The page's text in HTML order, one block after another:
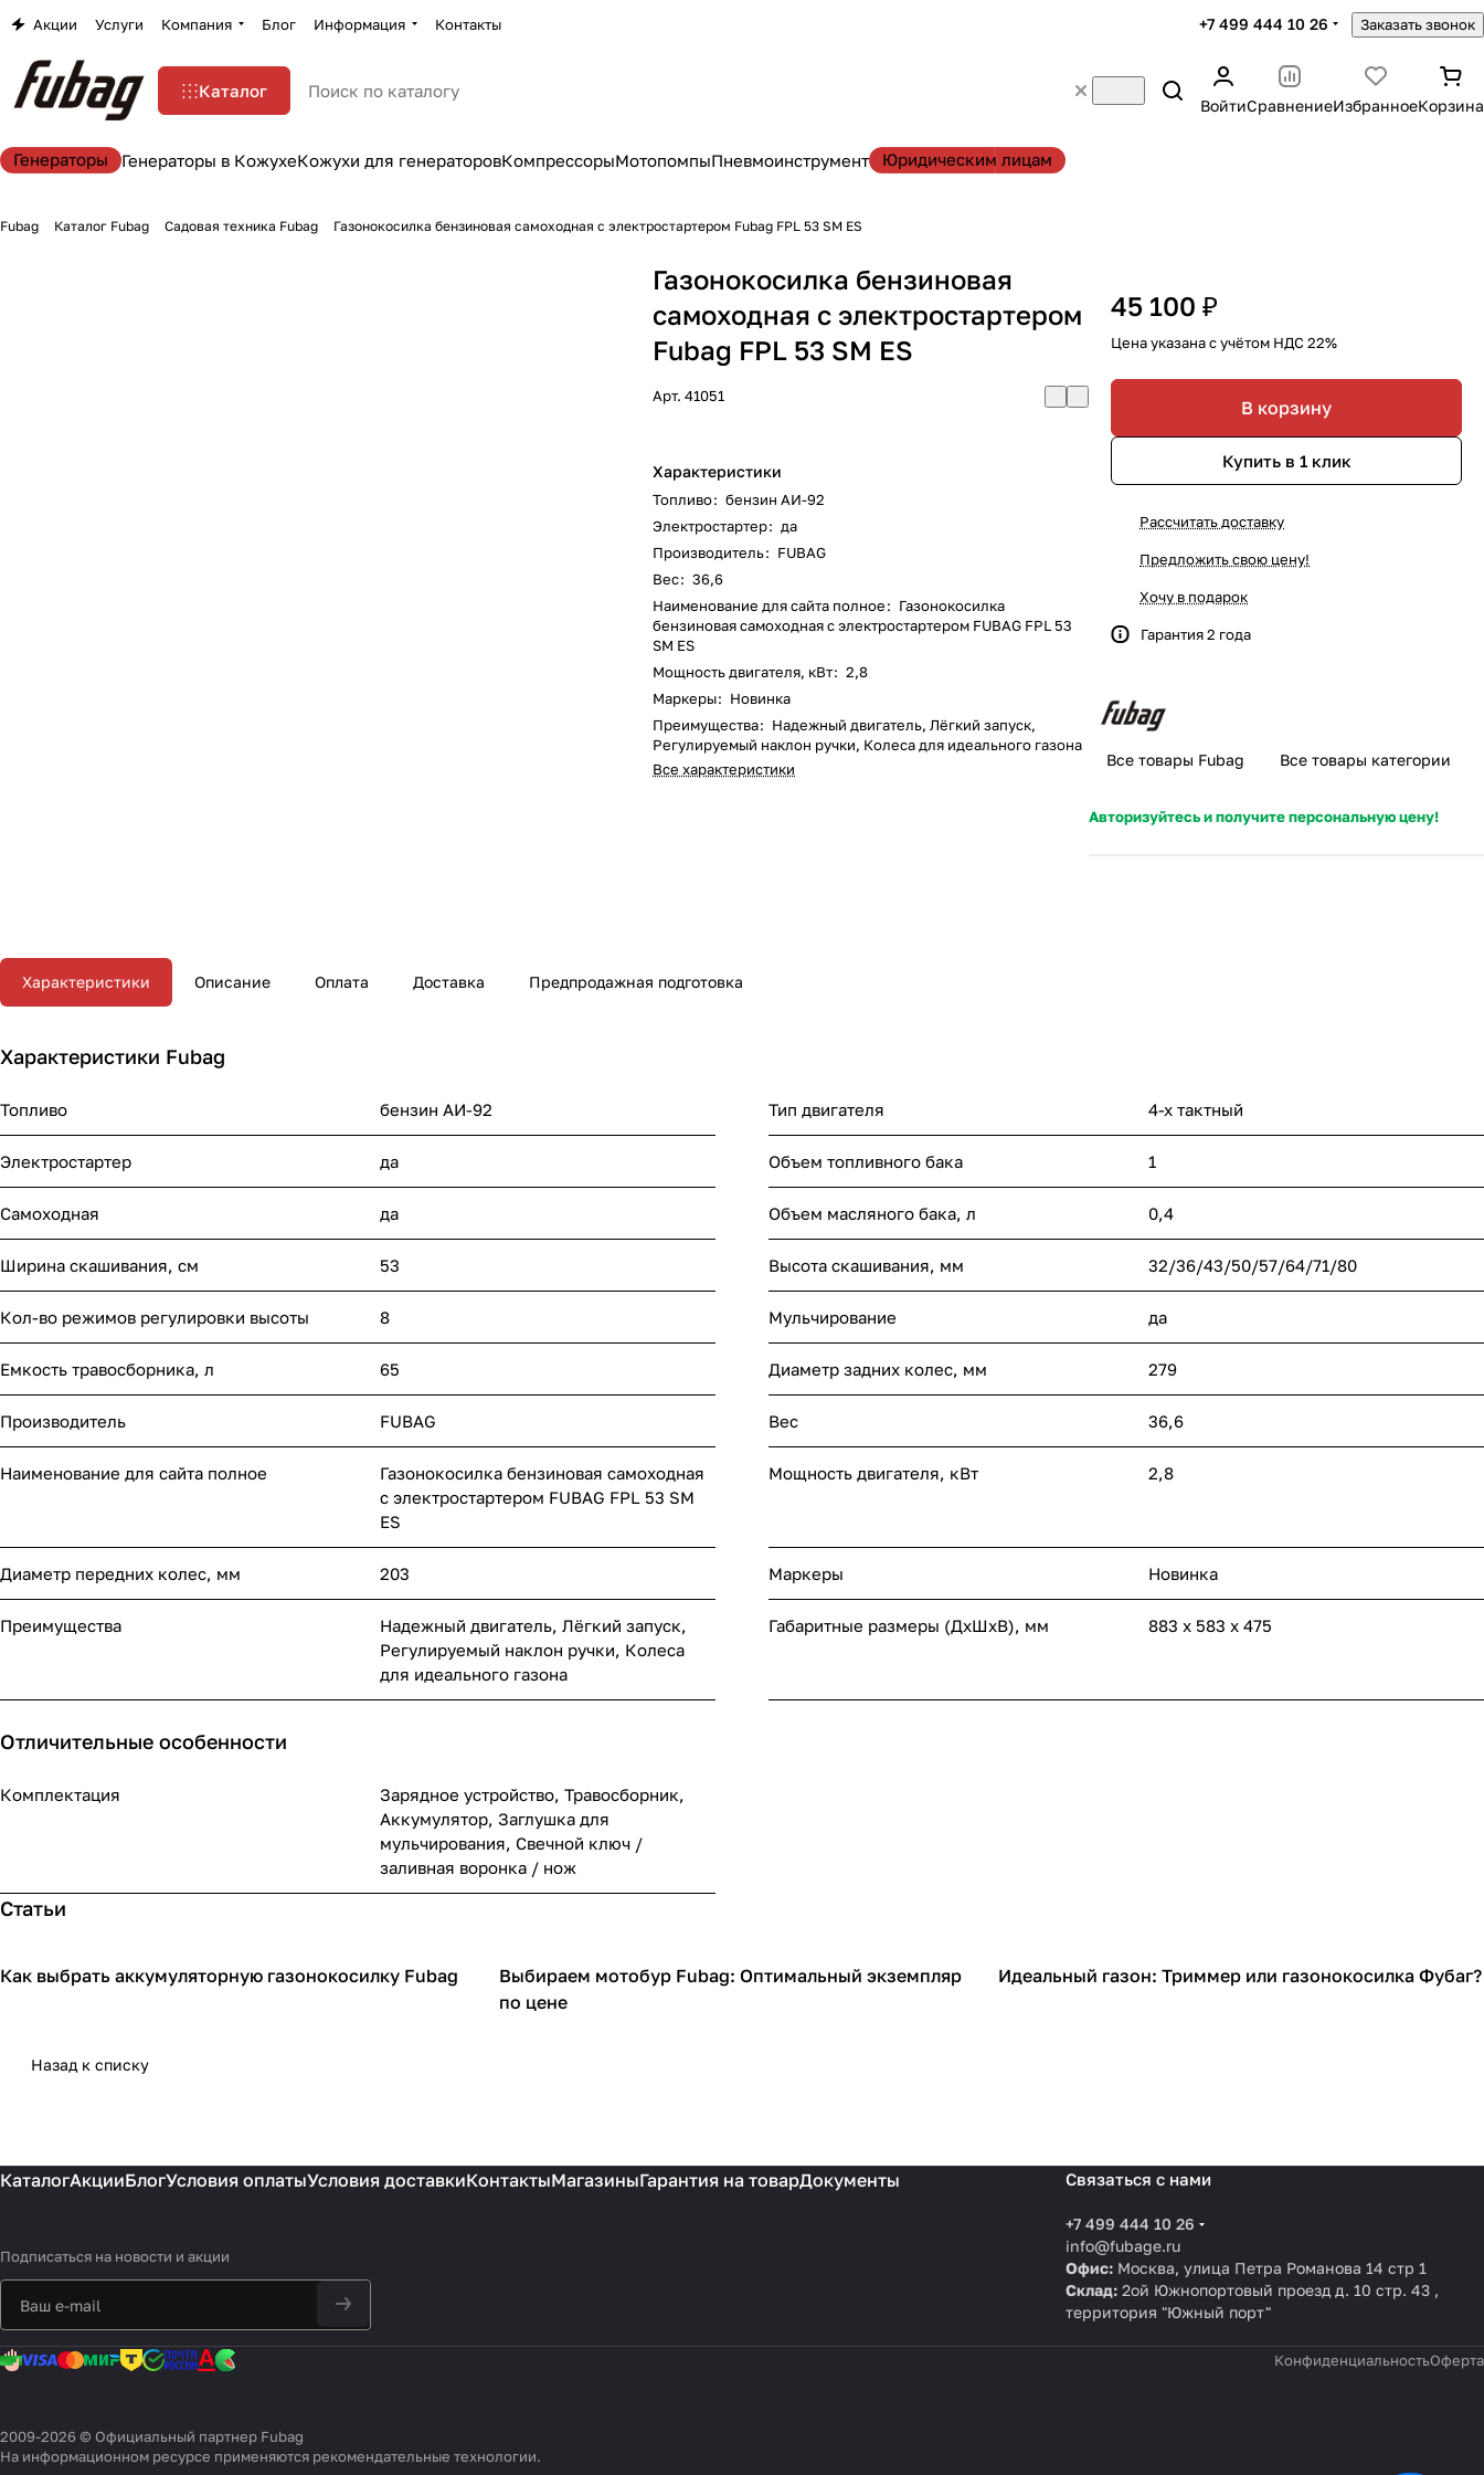
Акции Услуги Компания Блог Информация Контакты +7 499 444 10 26 Заказать звонок
Каталог
ВойтиСравнениеИзбранноеКорзина
Генераторы Генераторы в КожухеКожухи для генераторовКомпрессорыМотопомпыПневмоинструмент Юридическим лицам
Fubag Каталог Fubag Садовая техника Fubag Газонокосилка бензиновая самоходная с электростартером Fubag FPL 53 SM ES
Газонокосилка бензиновая
самоходная с электростартером
Fubag FPL 53 SM ES
Арт.41051
Характеристики
Топливо: бензин АИ-92
Электростартер: да
Производитель: FUBAG
Вес: 36,6
Наименование для сайта полное: Газонокосилка
бензиновая самоходная с электростартером FUBAG FPL 53
SM ES
Мощность двигателя, кВт: 2,8
Маркеры: Новинка
Преимущества: Надежный двигатель, Лёгкий запуск,
Регулируемый наклон ручки, Колеса для идеального газона
Все характеристики
45 100 ₽
Цена указана с учётом НДС 22%
В корзину
Купить в 1 клик
Рассчитать доставку
Предложить свою цену!
Хочу в подарок
Гарантия 2 года
Все товары Fubag Все товары категории
Авторизуйтесь и получите персональную цену!
Характеристики Описание Оплата Доставка Предпродажная подготовка
Характеристики Fubag
Топливо бензин АИ-92 Тип двигателя 4-х тактный
Электростартер да Объем топливного бака 1
Самоходная да Объем масляного бака, л 0,4
Ширина скашивания, см 53 Высота скашивания, мм 32/36/43/50/57/64/71/80
Кол-во режимов регулировки высоты 8 Мульчирование да
Емкость травосборника, л 65 Диаметр задних колес, мм 279
Производитель FUBAG Вес 36,6
Наименование для сайта полное
Газонокосилка бензиновая самоходная
с электростартером FUBAG FPL 53 SM
ES
Мощность двигателя, кВт 2,8
Диаметр передних колес, мм 203 Маркеры Новинка
Преимущества
Надежный двигатель, Лёгкий запуск,
Регулируемый наклон ручки, Колеса
для идеального газона
Габаритные размеры (ДхШхВ), мм 883 х 583 х 475
Отличительные особенности
Комплектация
Зарядное устройство, Травосборник,
Аккумулятор, Заглушка для
мульчирования, Свечной ключ /
заливная воронка / нож
Статьи
Садовая техника
Как выбрать аккумуляторную газонокосилку Fubag Садовая техника
Выбираем мотобур Fubag: Оптимальный экземпляр
по цене
Садовая техника
Идеальный газон: Триммер или газонокосилка Фубаг?
Назад к списку
КаталогАкцииБлогУсловия оплатыУсловия доставкиКонтактыМагазиныГарантия на товарДокументы
Подписаться на новости и акции
Связаться с нами
+7 499 444 10 26
info@fubage.ru
Офис:Москва, улица Петра Романова 14 стр 1
Склад:2ой Южнопортовый проезд д. 10 стр. 43 ,
территория "Южный порт"
КонфиденциальностьОферта
2009-2026 © Официальный партнер Fubag
На информационном ресурсе применяются рекомендательные технологии.